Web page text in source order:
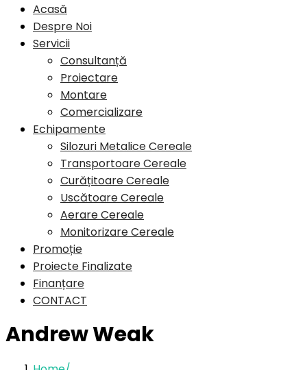
Acasă
Despre Noi
Servicii
Consultanță
Proiectare
Montare
Comercializare
Echipamente
Silozuri Metalice Cereale
Transportoare Cereale
Curățitoare Cereale
Uscătoare Cereale
Aerare Cereale
Monitorizare Cereale
Promoție
Proiecte Finalizate
Finanțare
CONTACT
Andrew Weak